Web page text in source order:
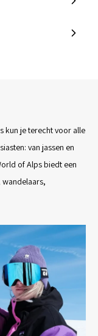
kun je terecht voor alle
van jassen en
of Alps biedt een